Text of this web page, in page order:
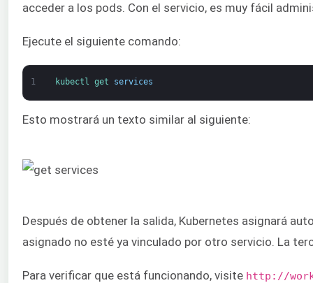
acceder a los pods. Con el servicio, es muy fácil
Ejecute el siguiente comando:
1 kubectl get services
Esto mostrará un texto similar al siguiente:
Después de obtener la salida, Kubernetes asignará
asignado no esté ya vinculado por otro servicio. La
Para verificar que está funcionando, visite http://